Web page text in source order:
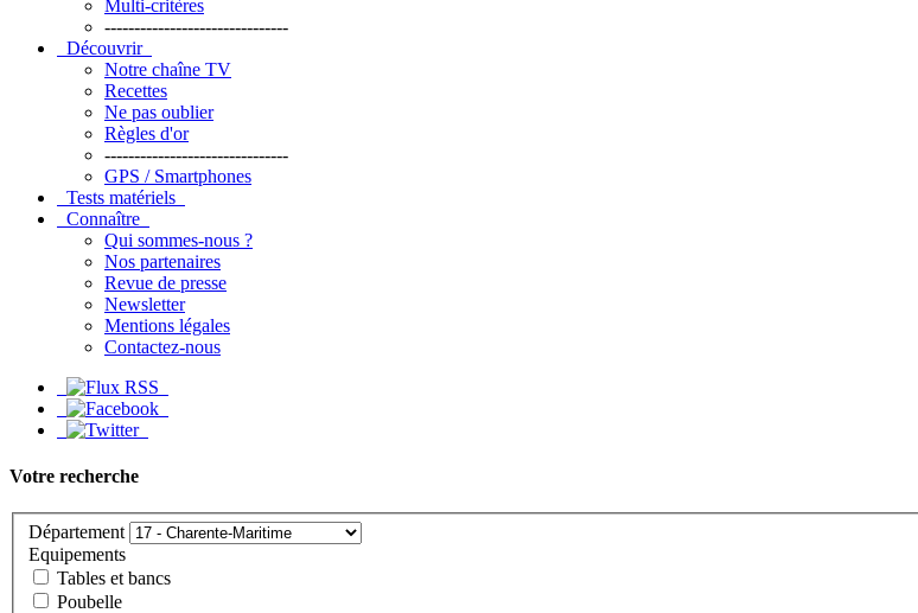
Multi-critères
-------------------------------
Découvrir
Notre chaîne TV
Recettes
Ne pas oublier
Règles d'or
-------------------------------
GPS / Smartphones
Tests matériels
Connaître
Qui sommes-nous ?
Nos partenaires
Revue de presse
Newsletter
Mentions légales
Contactez-nous
Votre recherche
Département
Equipements
Tables et bancs
Poubelle